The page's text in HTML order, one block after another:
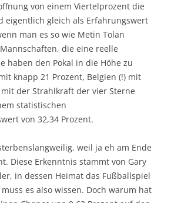
von einem Viertelprozent die
eigentlich gleich als Erfahrungswert
man es so wie Metin Tolan
die eine reelle
haben den Pokal in die Höhe zu
knapp 21 Prozent, Belgien (!) mit
der Strahlkraft der vier Sterne
statistischen
von 32,34 Prozent.
weil ja eh am Ende
Diese Erkenntnis stammt von Gary
in dessen Heimat das Fußballspiel
es also wissen. Doch warum hat